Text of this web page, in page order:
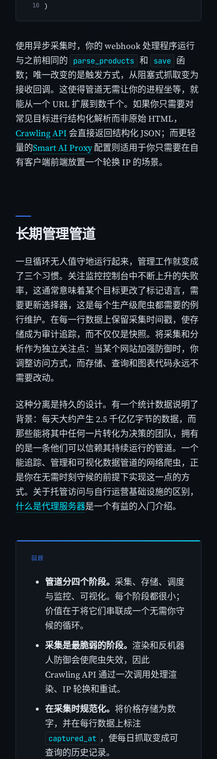
)
使用异步采集时，你的 webhook 处理程序运行
与之前相同的
parse_products 和 save
函
数；唯一改变的是触发方式，从阻塞式抓取变为
接收回调。这使得管道无需让你的进程坐等，就
能从一个 URL 扩展到数千个。如果你只需要对
常见目标进行结构化解析而非原始 HTML，
Crawling API 会直接返回结构化 JSON；而更轻
量的Smart AI Proxy配置则适用于你只需要在自
有客户端前端放置一个轮换 IP 的场景。
长期管理管道
一旦循环无人值守地运行起来，管理工作就变成
了三个习惯。关注监控控制台中不断上升的失败
率，这通常意味着某个目标更改了标记语言，需
要更新选择器，这是每个生产级爬虫都需要的例
行维护。在每一行数据上保留采集时间戳，使存
储成为审计追踪，而不仅仅是快照。将采集和分
析作为独立关注点：当某个网站加强防御时，你
调整访问方式，而存储、查询和图表代码永远不
需要改动。
这种分离是持久的设计。有一个统计数据说明了
背景：每天大约产生 2.5 千亿亿字节的数据，而
那些能将其中任何一片转化为决策的团队，拥有
的是一条他们可以信赖其持续运行的管道。一个
能追踪、管理和可视化数据管道的网络爬虫，正
是你在无需时刻守候的前提下实现这一点的方
式。关于托管访问与自行运营基础设施的区别，
什么是代理服务器是一个有益的入门介绍。
回顾
管道分四个阶段。 采集、存储、调度
与监控、可视化。每个阶段都很小；
价值在于将它们串联成一个无需你守
候的循环。
采集是最脆弱的阶段。 渲染和反机器
人防御会使爬虫失效，因此
Crawling API 通过一次调用处理渲
染、IP 轮换和重试。
在采集时规范化。 将价格存储为数
字，并在每行数据上标注
captured_at ，使每日抓取变成可
查询的历史记录。